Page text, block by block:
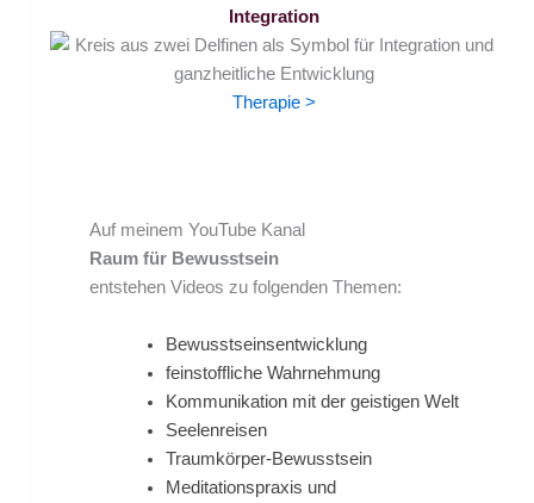
Integration
Therapie >
Auf meinem YouTube Kanal
Raum für Bewusstsein
entstehen Videos zu folgenden Themen:
Bewusstseinsentwicklung
feinstoffliche Wahrnehmung
Kommunikation mit der geistigen Welt
Seelenreisen
Traumkörper-Bewusstsein
Meditationspraxis und